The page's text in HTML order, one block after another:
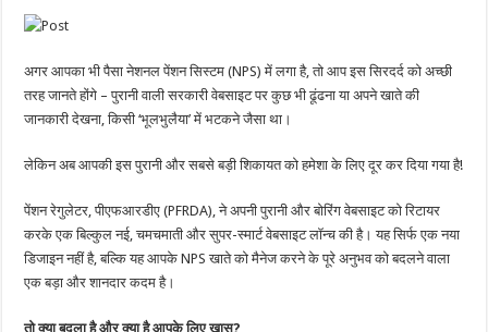
अगर आपका भी पैसा नेशनल पेंशन सिस्टम (NPS) में लगा है, तो आप इस सिरदर्द को अच्छी
तरह जानते होंगे – पुरानी वाली सरकारी वेबसाइट पर कुछ भी ढूंढना या अपने खाते की
जानकारी देखना, किसी ‘भूलभुलैया’ में भटकने जैसा था।
लेकिन अब आपकी इस पुरानी और सबसे बड़ी शिकायत को हमेशा के लिए दूर कर दिया गया है!
पेंशन रेगुलेटर, पीएफआरडीए (PFRDA), ने अपनी पुरानी और बोरिंग वेबसाइट को रिटायर
करके एक बिल्कुल नई, चमचमाती और सुपर-स्मार्ट वेबसाइट लॉन्च की है। यह सिर्फ एक नया
डिजाइन नहीं है, बल्कि यह आपके NPS खाते को मैनेज करने के पूरे अनुभव को बदलने वाला
एक बड़ा और शानदार कदम है।
तो क्या बदला है और क्या है आपके लिए खास?